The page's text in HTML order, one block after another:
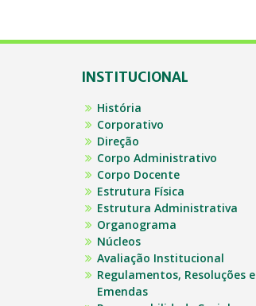
INSTITUCIONAL
História
Corporativo
Direção
Corpo Administrativo
Corpo Docente
Estrutura Física
Estrutura Administrativa
Organograma
Núcleos
Avaliação Institucional
Regulamentos, Resoluções e
Emendas